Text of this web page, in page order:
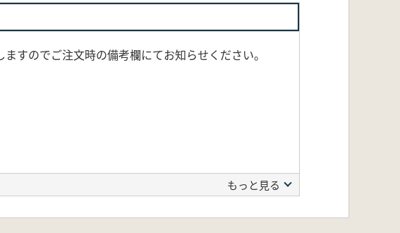
すのでご注文時の備考欄にてお知らせください。
もっと見る